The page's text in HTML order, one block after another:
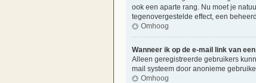
ook een aparte rang. Nu moet je
tegenovergestelde effect, een
Omhoog
Wanneer ik op de e-mail link van
Alleen geregistreerde gebruikers
mail systeem door anonieme
Omhoog